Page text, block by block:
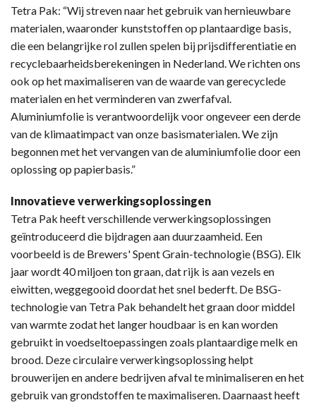
Tetra Pak: “Wij streven naar het gebruik van hernieuwbare
materialen, waaronder kunststoffen op plantaardige basis,
die een belangrijke rol zullen spelen bij prijsdifferentiatie en
recyclebaarheidsberekeningen in Nederland. We richten ons
ook op het maximaliseren van de waarde van gerecyclede
materialen en het verminderen van zwerfafval.
Aluminiumfolie is verantwoordelijk voor ongeveer een derde
van de klimaatimpact van onze basismaterialen. We zijn
begonnen met het vervangen van de aluminiumfolie door een
oplossing op papierbasis.”
Innovatieve verwerkingsoplossingen
Tetra Pak heeft verschillende verwerkingsoplossingen
geïntroduceerd die bijdragen aan duurzaamheid. Een
voorbeeld is de Brewers' Spent Grain-technologie (BSG). Elk
jaar wordt 40 miljoen ton graan, dat rijk is aan vezels en
eiwitten, weggegooid doordat het snel bederft. De BSG-
technologie van Tetra Pak behandelt het graan door middel
van warmte zodat het langer houdbaar is en kan worden
gebruikt in voedseltoepassingen zoals plantaardige melk en
brood. Deze circulaire verwerkingsoplossing helpt
brouwerijen en andere bedrijven afval te minimaliseren en het
gebruik van grondstoffen te maximaliseren. Daarnaast heeft